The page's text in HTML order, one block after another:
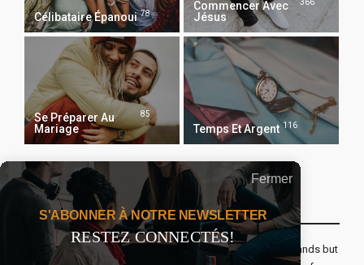
Célibataire Épanoui 78
Commencer Avec
Jésus
366
Se Préparer Au
Mariage
85
Temps Et Argent 116
Recevoir Notre Newsletter Chaque Matin
The real voyage of discovery consists not in seeking new lands but
Fermer
S'ABONNER À NOTRE NEWSLETTER
RESTEZ CONNECTÉS!